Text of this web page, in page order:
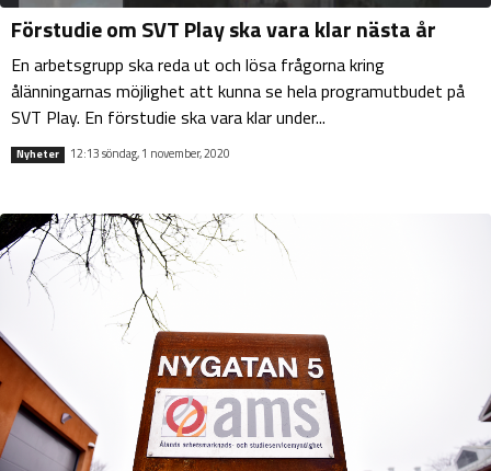
Förstudie om SVT Play ska vara klar nästa år
En arbetsgrupp ska reda ut och lösa frågorna kring
ålänningarnas möjlighet att kunna se hela programutbudet på
SVT Play. En förstudie ska vara klar under...
Nyheter 12:13 söndag, 1 november, 2020